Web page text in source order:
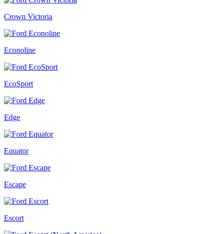
Crown Victoria
Econoline
EcoSport
Edge
Equator
Escape
Escort